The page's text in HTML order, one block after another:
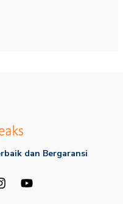
dan Bergaransi